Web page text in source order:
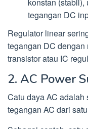
tegangan DC
Regulator linear
tegangan DC
transistor atau IC
2. AC Power
Catu daya AC adalah
tegangan AC dari